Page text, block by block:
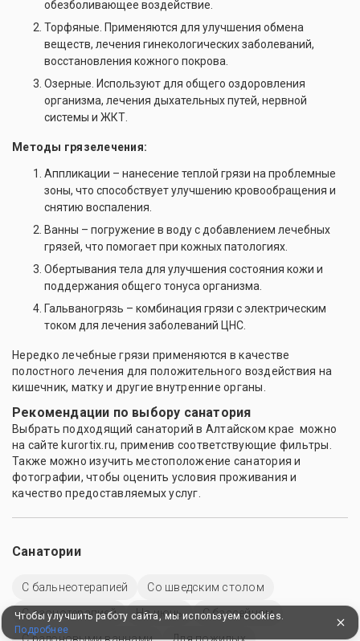
обезболивающее воздействие.
Торфяные. Применяются для улучшения обмена
веществ, лечения гинекологических заболеваний,
восстановления кожного покрова.
Озерные. Используют для общего оздоровления
организма, лечения дыхательных путей, нервной
системы и ЖКТ.
Методы грязелечения:
Аппликации – нанесение теплой грязи на проблемные
зоны, что способствует улучшению кровообращения и
снятию воспаления.
Ванны – погружение в воду с добавлением лечебных
грязей, что помогает при кожных патологиях.
Обертывания тела для улучшения состояния кожи и
поддержания общего тонуса организма.
Гальваногрязь – комбинация грязи с электрическим
током для лечения заболеваний ЦНС.
Нередко лечебные грязи применяются в качестве
полостного лечения для положительного воздействия на
кишечник, матку и другие внутренние органы.
Рекомендации по выбору санатория
Выбрать подходящий санаторий в Алтайском крае можно
на сайте kurortix.ru, применив соответствующие фильтры.
Также можно изучить местоположение санатория и
фотографии, чтобы оценить условия проживания и
качество предоставляемых услуг.
Санатории
С бальнеотерапией
Со шведским столом
С озонотерапией
На июнь
C бассейном
С радоновыми ваннами
Для пожилых
Чтобы улучшить работу сайта, мы используем cookies.
Подробнее